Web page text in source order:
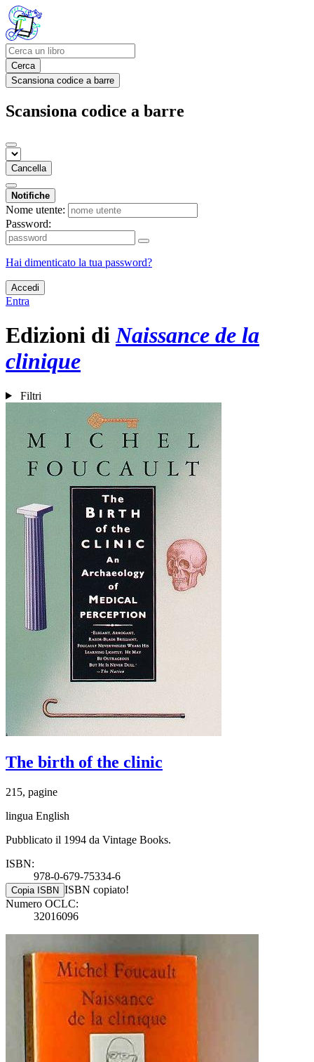
Cerca
Scansiona codice a barre
Scansiona codice a barre
Cancella
Notifiche
Nome utente:
Password:
Hai dimenticato la tua password?
Accedi
Entra
Edizioni diNaissance de la
clinique
Filtri
The birth of the clinic
215, pagine
lingua English
Pubblicato il 1994 da Vintage Books.
ISBN:
978-0-679-75334-6
Copia ISBN ISBN copiato!
Numero OCLC:
32016096